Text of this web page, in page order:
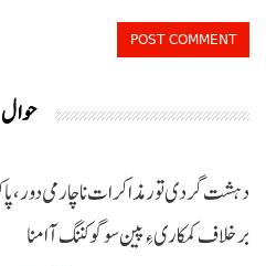
حوال
دہشت گردی تور مذاکرات نا چارمی
برخلاف کمکاری ءِ پین سوگو کننگ آ امنا